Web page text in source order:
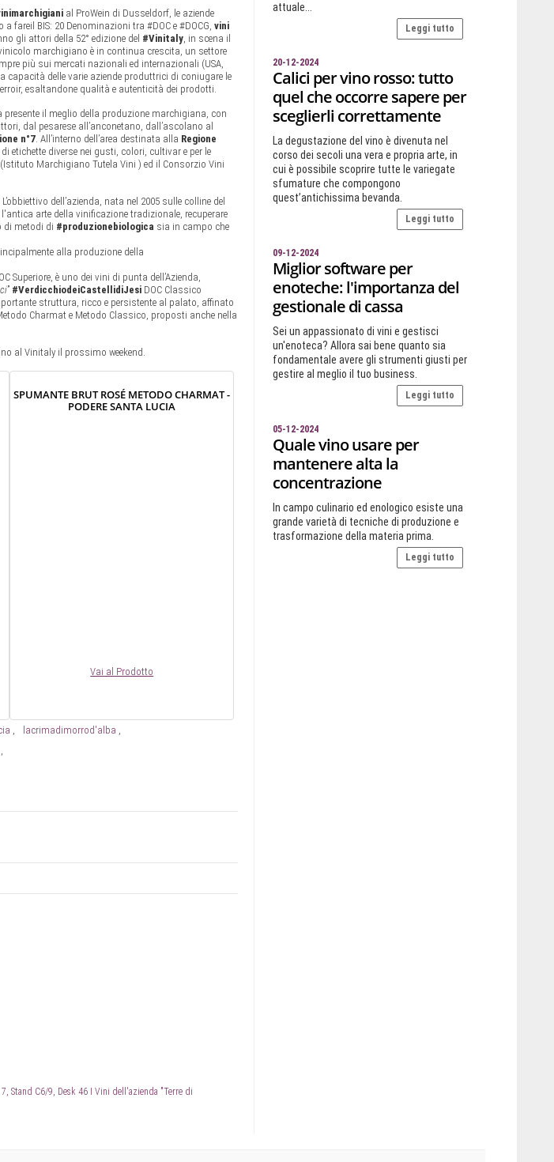
al ProWein di Dusseldorf, le aziende
fareil BIS: 20 Denominazioni tra #DOC e #DOCG, vini
gli attori della 52° edizione del #Vinitaly, in scena il
marchigiano è in continua crescita, un settore
più sui mercati nazionali ed internazionali (USA,
capacità delle varie aziende produttrici di coniugare le
esaltandone qualità e autenticità dei prodotti.
presente il meglio della produzione marchigiana, con
dal pesarese all’anconetano, dall’ascolano al
n°7. All’interno dell’area destinata alla Regione
etichette diverse nei gusti, colori, cultivar e per le
Marchigiano Tutela Vini ) ed il Consorzio Vini
L’obbiettivo dell’azienda, nata nel 2005 sulle colline del
arte della vinificazione tradizionale, recuperare
di metodi di #produzionebiologica sia in campo che
alla produzione della
Superiore, è uno dei vini di punta dell’Azienda,
” #VerdicchiodeiCastellidiJesi DOC Classico
struttura, ricco e persistente al palato, affinato
Charmat e Metodo Classico, proposti anche nella
al Vinitaly il prossimo weekend.
SPUMANTE BRUT ROSÉ METODO CHARMAT -
PODERE SANTA LUCIA
Vai al Prodotto
lacrimadimorrod'alba
Stand C6/9, Desk 46
I Vini dell'azienda "Terre di
attuale...
Leggi tutto
20-12-2024
Calici per vino rosso: tutto
quel che occorre sapere per
sceglierli correttamente
La degustazione del vino è divenuta nel
corso dei secoli una vera e propria arte, in
cui è possibile scoprire tutte le variegate
sfumature che compongono
quest’antichissima bevanda.
Leggi tutto
09-12-2024
Miglior software per
enoteche: l'importanza del
gestionale di cassa
Sei un appassionato di vini e gestisci
un'enoteca? Allora sai bene quanto sia
fondamentale avere gli strumenti giusti per
gestire al meglio il tuo business.
Leggi tutto
05-12-2024
Quale vino usare per
mantenere alta la
concentrazione
In campo culinario ed enologico esiste una
grande varietà di tecniche di produzione e
trasformazione della materia prima.
Leggi tutto